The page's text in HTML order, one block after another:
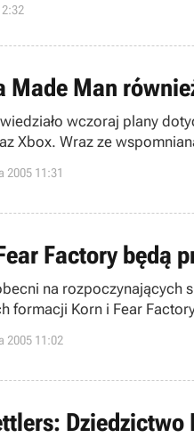
Man
wczoraj plany
Xbox. Wraz ze
można zobaczyć.
2005 11:31
Factory będą
na rozpoczynających
formacji Korn i Fear
2005 11:02